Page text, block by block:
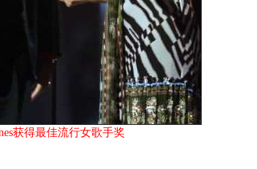
获得最佳流行女歌手奖